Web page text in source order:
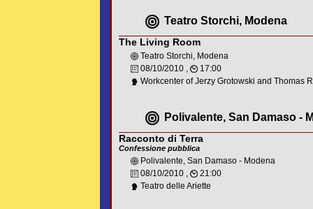
Teatro Storchi, Modena
The Living Room
Teatro Storchi, Modena
08/10/2010 ,
17:00
Workcenter of Jerzy Grotowski and Thomas
Polivalente, San Damaso -
Racconto di Terra
Confessione pubblica
Polivalente, San Damaso - Modena
08/10/2010 ,
21:00
Teatro delle Ariette